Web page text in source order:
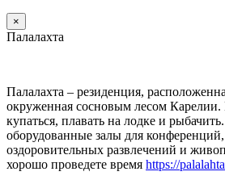
×
Палалахта
Палалахта – резиденция,
окруженная сосновым лесом
купаться, плавать на лодке и
оборудованные залы для
оздоровительных развлечений и
хорошо проведете время https://